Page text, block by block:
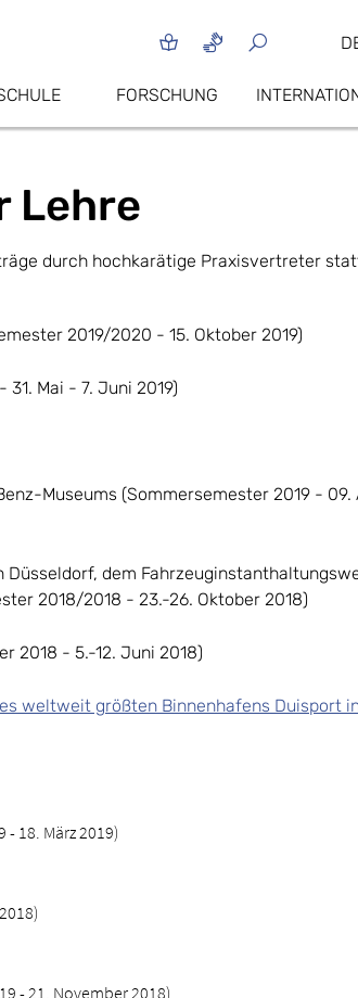
FORSCHUNG
Lehre
durch hochkarätige Praxisvertreter
2019/2020 - 15. Oktober 2019)
Mai - 7. Juni 2019)
Museums (Sommersemester 2019 - 09.
dem
2018/2018 - 23.-26. Oktober 2018)
2018 - 5.-12. Juni 2018)
weltweit größten Binnenhafens Duisport
18. März 2019)
- 21. November 2018)